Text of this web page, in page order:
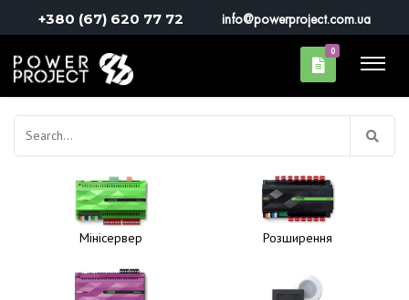
+380 (67) 620 77 72 info@powerproject.com.ua
0
Пошук:
Мінісервер Розширення